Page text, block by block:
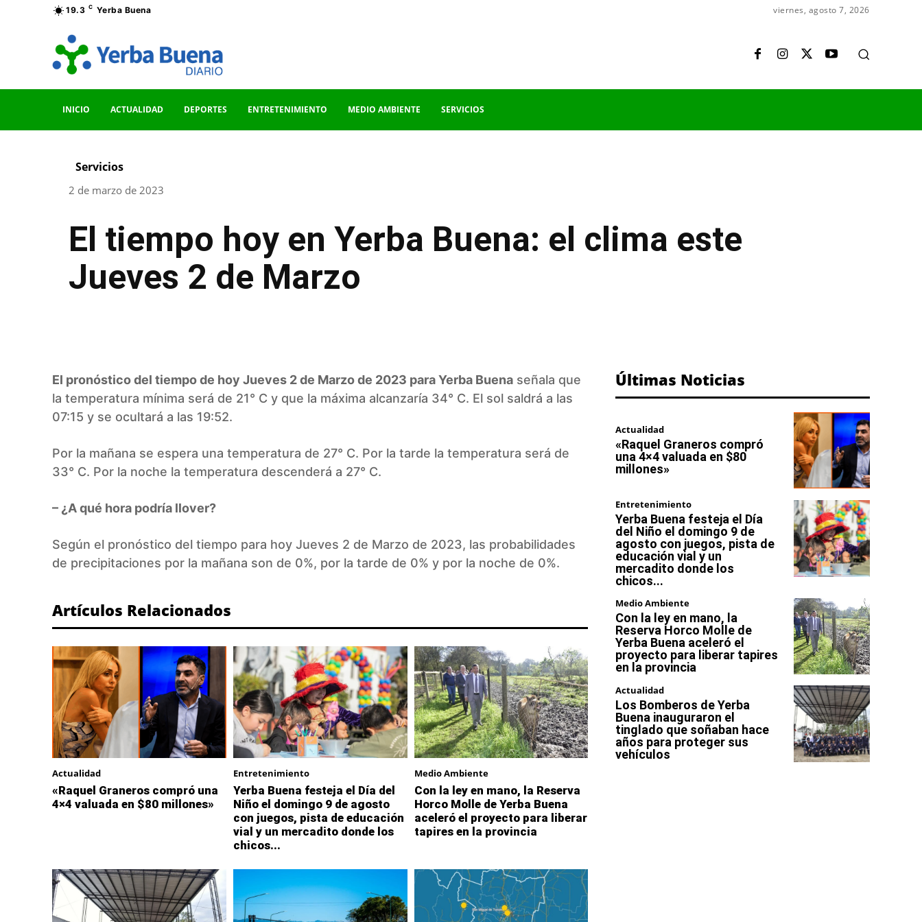
19.3 C Yerba Buena viernes, agosto 7, 2026
INICIO ACTUALIDAD DEPORTES ENTRETENIMIENTO MEDIO AMBIENTE SERVICIOS
Servicios
2 de marzo de 2023
El tiempo hoy en Yerba Buena: el clima este
Jueves 2 de Marzo
El pronóstico del tiempo de hoy Jueves 2 de Marzo de 2023 para Yerba Buena señala que
la temperatura mínima será de 21° C y que la máxima alcanzaría 34° C. El sol saldrá a las
07:15 y se ocultará a las 19:52.
Por la mañana se espera una temperatura de 27° C. Por la tarde la temperatura será de
33° C. Por la noche la temperatura descenderá a 27° C.
– ¿A qué hora podría llover?
Según el pronóstico del tiempo para hoy Jueves 2 de Marzo de 2023, las probabilidades
de precipitaciones por la mañana son de 0%, por la tarde de 0% y por la noche de 0%.
Artículos Relacionados
Actualidad
«Raquel Graneros compró una
4×4 valuada en $80 millones»
Entretenimiento
Yerba Buena festeja el Día del
Niño el domingo 9 de agosto
con juegos, pista de educación
vial y un mercadito donde los
chicos...
Medio Ambiente
Con la ley en mano, la Reserva
Horco Molle de Yerba Buena
aceleró el proyecto para liberar
tapires en la provincia
Últimas Noticias
Actualidad
«Raquel Graneros compró
una 4×4 valuada en $80
millones»
Entretenimiento
Yerba Buena festeja el Día
del Niño el domingo 9 de
agosto con juegos, pista de
educación vial y un
mercadito donde los
chicos...
Medio Ambiente
Con la ley en mano, la
Reserva Horco Molle de
Yerba Buena aceleró el
proyecto para liberar tapires
en la provincia
Actualidad
Los Bomberos de Yerba
Buena inauguraron el
tinglado que soñaban hace
años para proteger sus
vehículos